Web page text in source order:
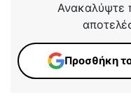
Ανακαλύψτε
Προσθήκη